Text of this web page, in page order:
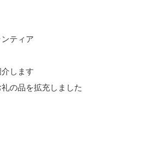
ティア
します
の品を拡充しました